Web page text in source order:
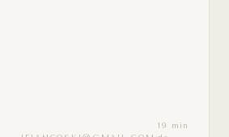
19 min